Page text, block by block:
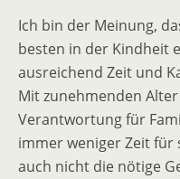
Ich bin der Meinung,
besten in der Kindheit
ausreichend Zeit und
Mit zunehmenden
Verantwortung für
immer weniger Zeit
auch nicht die nötige